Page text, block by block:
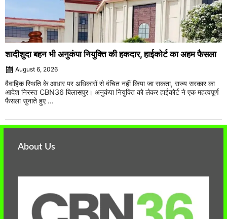
शादीशुदा बहन भी अनुकंपा नियुक्ति की हकदार, हाईकोर्ट का अहम फैसला
August 6, 2026
वैवाहिक स्थिति के आधार पर अधिकारों से वंचित नहीं किया जा सकता, राज्य सरकार का
आदेश निरस्त CBN36 बिलासपुर। अनुकंपा नियुक्ति को लेकर हाईकोर्ट ने एक महत्वपूर्ण
फैसला सुनाते हुए ...
About Us